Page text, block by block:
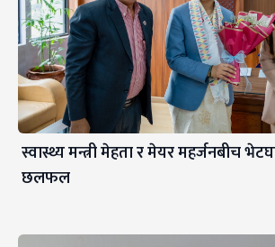
स्वास्थ्य मन्त्री मेहता र मेयर महर्जनबीच
छलफल